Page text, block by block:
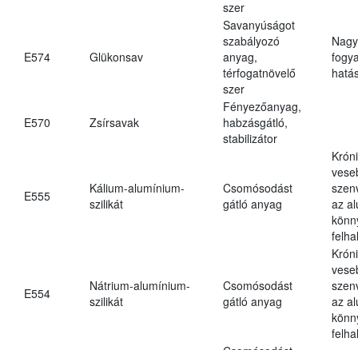
szer
E574 Glükonsav
Savanyúságot
szabályozó
anyag,
térfogatnövelő
szer
E570 Zsírsavak
Fényezőanyag,
habzásgátló,
stabilizátor
E555
Kálium-alumínium-
szilikát
Csomósodást
gátló anyag
az
E554
Nátrium-alumínium-
szilikát
Csomósodást
gátló anyag
az